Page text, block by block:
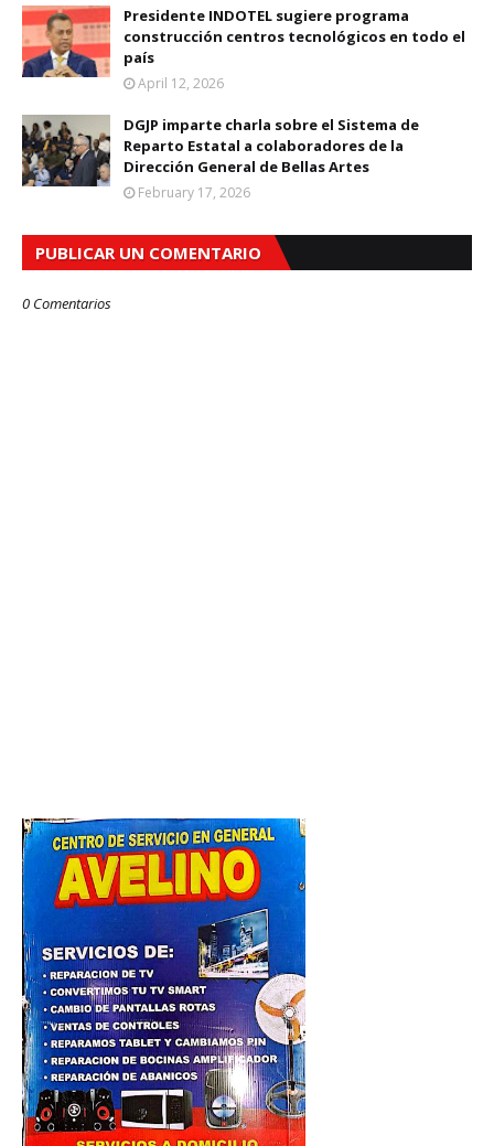
Presidente INDOTEL sugiere programa
construcción centros tecnológicos en todo el
país
April 12, 2026
DGJP imparte charla sobre el Sistema de
Reparto Estatal a colaboradores de la
Dirección General de Bellas Artes
February 17, 2026
PUBLICAR UN COMENTARIO
0 Comentarios